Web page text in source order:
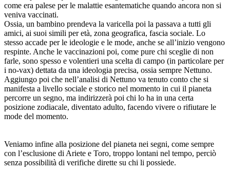
come era palese per le malattie esantematiche quando ancora non si
veniva vaccinati.
Ossia, un bambino prendeva la varicella poi la passava a tutti gli
amici, ai suoi simili per età, zona geografica, fascia sociale. Lo
stesso accade per le ideologie e le mode, anche se all’inizio vengono
respinte. Anche le vaccinazioni poi, come pure chi sceglie di non
farle, sono spesso e volentieri una scelta di campo (in particolare per
i no-vax) dettata da una ideologia precisa, ossia sempre Nettuno.
Aggiungo poi che nell’analisi di Nettuno va tenuto conto che si
manifesta a livello sociale e storico nel momento in cui il pianeta
percorre un segno, ma indirizzerà poi chi lo ha in una certa
posizione zodiacale, diventato adulto, facendo vivere o rifiutare le
mode del momento.
Veniamo infine alla posizione del pianeta nei segni, come sempre
con l’esclusione di Ariete e Toro, troppo lontani nel tempo, perciò
senza possibilità di verifiche dirette su chi li possiede.